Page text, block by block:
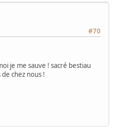
#70
je me sauve ! sacré bestiau
chez nous !